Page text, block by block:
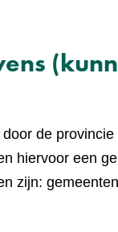
de
hiervoor een
zijn: